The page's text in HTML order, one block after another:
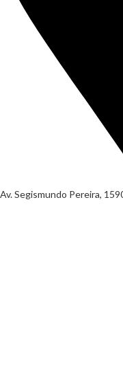
Av. Segismundo Pereira,